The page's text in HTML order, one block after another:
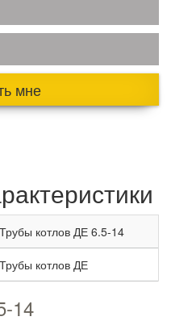
мне
Трубы котлов ДЕ 6.5-14
Трубы котлов ДЕ
14